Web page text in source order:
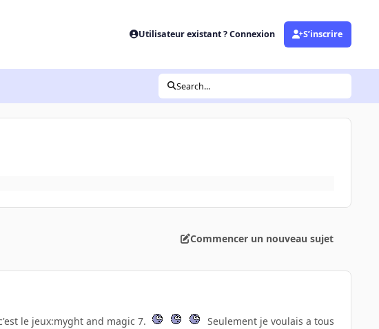
Utilisateur existant ? Connexion S’inscrire
Search...
Commencer un nouveau sujet
le jeux:myght and magic 7.
Seulement je voulais a tous